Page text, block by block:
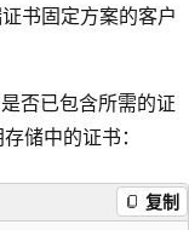
书固定方案的客户
否已包含所需的证
储中的证书：
复制